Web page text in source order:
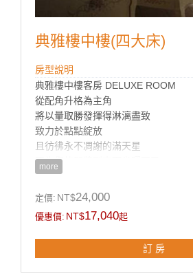
缸）
典雅樓中樓(四大床)
房型說明
典雅樓中樓客房 DELUXE ROOM
從配角升格為主角
將以量取勝發揮得淋漓盡致
致力於點點綻放
且彷彿永不凋謝的滿天星
正為您的即將到來而雀躍不已
室內面積約42-45坪，四張大床（4人
樓中樓房型臥室隱密性極高兩個空間
房內設計擺飾皆以歐風花卉主題為設
more
定價: NT$24,000
優惠價: NT$17,040起
訂 房